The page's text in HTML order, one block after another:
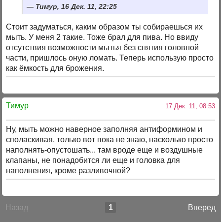
Тимур, 16 Дек. 11, 22:25
Стоит задуматься, каким образом ты собираешься их
мыть. У меня 2 такие. Тоже брал для пива. Но ввиду
отсутствия возможности мытья без снятия головной
части, пришлось оную ломать. Теперь использую просто
как ёмкость для брожения.
Тимур 17 Дек. 11, 08:53
Ну, мыть можно наверное заполняя антиформином и
споласкивая, только вот пока не знаю, насколько просто
наполнять-опустошать... там вроде еще и воздушные
клапаны, не понадобится ли еще и головка для
наполнения, кроме разливочной?
Назад Вперед
1